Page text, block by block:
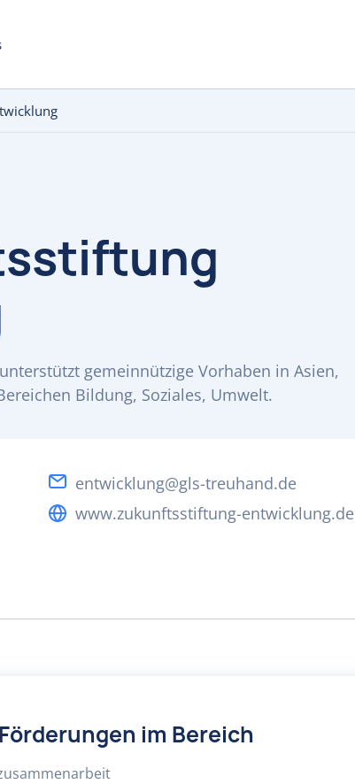
gemeinnützige Vorhaben in Asien,
Bildung, Soziales, Umwelt.
entwicklung@gls-treuhand.de
www.zukunftsstiftung-entwicklung.de
im Bereich